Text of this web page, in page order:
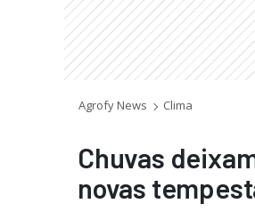
Agrofy News Clima
Chuvas
novas